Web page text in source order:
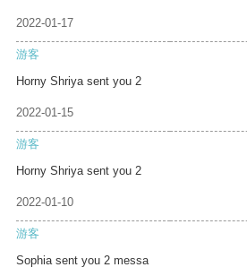
2022-01-17
游客
Horny Shriya sent you 2
2022-01-15
游客
Horny Shriya sent you 2
2022-01-10
游客
Sophia sent you 2 messa